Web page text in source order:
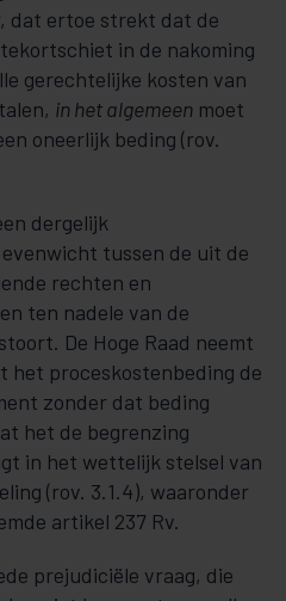
dat ertoe strekt dat de
in de nakoming
gerechtelijke kosten van
in het algemeen moet
oneerlijk beding (rov.
dergelijk
tussen de uit de
rechten en
ten nadele van de
De Hoge Raad neemt
het proceskostenbeding de
zonder dat beding
het de begrenzing
in het wettelijk stelsel van
(rov. 3.1.4), waaronder
artikel 237 Rv.
prejudiciële vraag, die